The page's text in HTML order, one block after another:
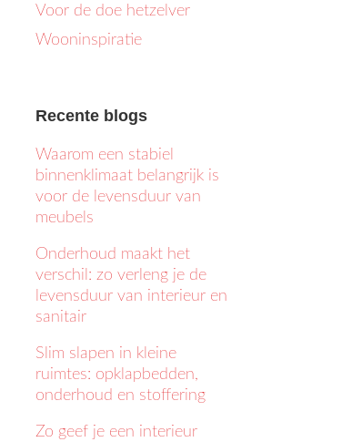
Voor de doe hetzelver
Wooninspiratie
Recente blogs
Waarom een stabiel
binnenklimaat belangrijk is
voor de levensduur van
meubels
Onderhoud maakt het
verschil: zo verleng je de
levensduur van interieur en
sanitair
Slim slapen in kleine
ruimtes: opklapbedden,
onderhoud en stoffering
Zo geef je een interieur